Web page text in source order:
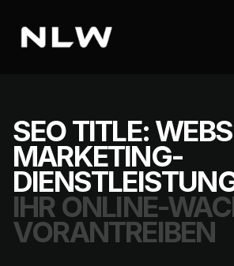
SEO TITLE:
MARKETING-
IHR ONLINE-
VORANTREIBEN